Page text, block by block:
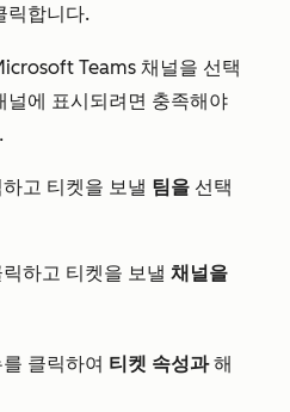
릭합니다.
Teams 채널을 선택
널에 표시되려면 충족해야
고 티켓을 보낼 팀을 선택
하고 티켓을 보낼 채널을
클릭하여 티켓 속성과해